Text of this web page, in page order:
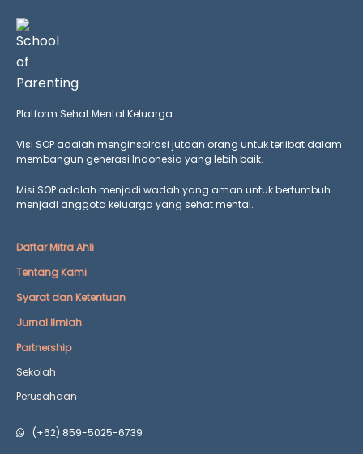
Platform Sehat Mental Keluarga
Visi SOP adalah menginspirasi jutaan orang untuk terlibat dalam
membangun generasi Indonesia yang lebih baik.
Misi SOP adalah menjadi wadah yang aman untuk bertumbuh
menjadi anggota keluarga yang sehat mental.
Daftar Mitra Ahli
Tentang Kami
Syarat dan Ketentuan
Jurnal Ilmiah
Partnership
Sekolah
Perusahaan
(+62) 859-5025-6739